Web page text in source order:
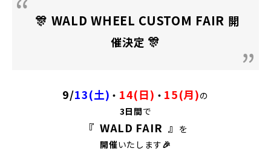
🎊 WALD WHEEL CUSTOM FAIR 開
催決定 🎊
9/13(土) ・ 14(日) ・ 15(月)の
3日間で
『 WALD FAIR 』 を
開催いたします🎉